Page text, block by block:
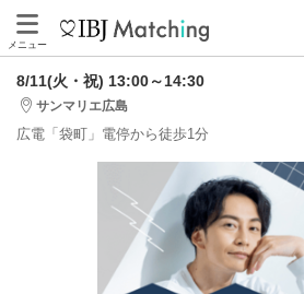
メニュー
8/11(火・祝) 13:00～14:30
サンマリエ広島
広電「袋町」電停から徒歩1分